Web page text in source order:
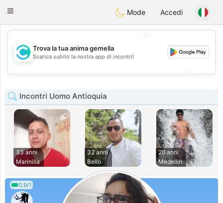
olombiaCitas
Toggle
Mode Accedi
💖
💕
Trova la tua anima gemella
Scarica subito la nostra app di incontri!
Incontri Uomo Antioquia
33 anni
Marinilla
32 anni
Bello
20 anni
Medellin
0.9/1